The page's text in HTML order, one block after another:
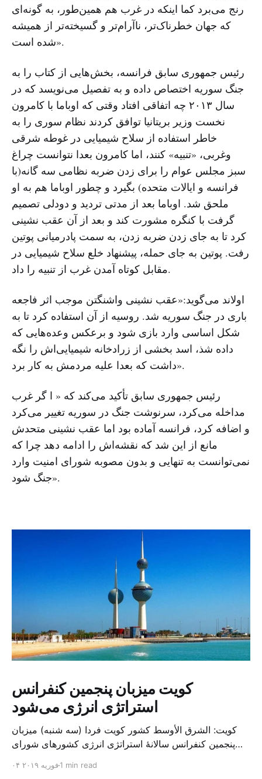
رنج می‌برد کما اینکه در غرب هم همین‌طور، به گونه‌ای
که جهان خطرناک‌تر، ناآرام‌تر و گسیخته‌‌تر از همیشه
شده است».
رئیس جمهوری سابق فرانسه، بخش‌هایی از کتاب را به
جنگ سوریه اختصاص داده و به تفصیل می‌نویسد که در
سال ۲۰۱۳ چه اتفاقی افتاد وقتی که اوباما با کامرون
نخست وزیر بریتانیا توافق کردند نظام سوری را به
خاطر استفاده از سلاح شیمیایی در غوطه شرقی
وغربی، «تنبیه» کنند، اما کامرون بعدا نتوانست چراغ
سبز مجلس عوام را برای زدن ضربه نظامی سه گانه(با
فرانسه و ایالات متحده) بگیرد و چطور اوباما هم به او
ملحق شد. اوباما بعد از مدتی تردید و دودلی تصمیم
گرفت با کنگره مشورت کند و بعد از آن عقب نشینی
کرد تا به جای زدن ضربه زدن، به سمت پادرمیانی پوتین
رفت. پوتین به جای حمله، پیشنهاد خلع سلاح شیمیایی در
مقابل کوتاه آمدن غرب از تنبیه را داد.
اولاند می‌گوید:«عقب نشینی واشنگتن موجب اثر فاجعه
باری در جنگ سوریه شد. روسیه از آن استفاده کرد تا به
شکل اساسی وارد بازی شود و برعکس وعده‌هایی که
داده شذ، اسد بخشی از زرادخانه‌ شیمیایی‌اش را نگه
داشت که بعدا علیه مردمش به کار برد».
رئیس جمهوری سابق تأکید می‌کند که « ا گر غرب
مداخله می‌کرد، سرنوشت جنگ در سوریه تغییر می‌کرد
و اضافه کرد، فرانسه آماده بود اما عقب نشینی متحدش
مانع از این شد که نقشه‌اش را ادامه دهد چرا که
نمی‌توانست به تنهایی و بدون مصوبه شورای امنیت وارد
جنگ شود».
کویت میزبان پنجمین کنفرانس
استراتژی انرژی می‌شود
کویت: الشرق الأوسط کشور کویت فردا (سه شنبه) میزبان
پنجمین کنفرانس سالانهٔ استراتژی انرژی کشورهای شورای
متخصص از شرکت‌های جهانی نفت و گاز در این کنفرانس
۰۴ فوریه ۲۰۱۹1 min read